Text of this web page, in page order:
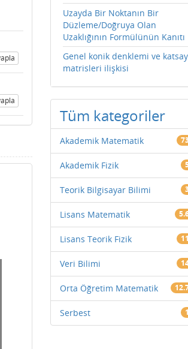
Uzayda Bir Noktanın Bir
Düzleme/Doğruya Olan
Uzaklığının Formülünün Kanıtı
Genel konik denklemi ve
matrisleri ilişkisi
Tüm kategoriler
Akademik Matematik
Akademik Fizik
Teorik Bilgisayar Bilimi
Lisans Matematik
Lisans Teorik Fizik
Veri Bilimi
Orta Öğretim Matematik
Serbest